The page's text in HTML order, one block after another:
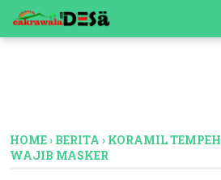
HOME› BERITA › KORAMIL TEMPEH
WAJIB MASKER